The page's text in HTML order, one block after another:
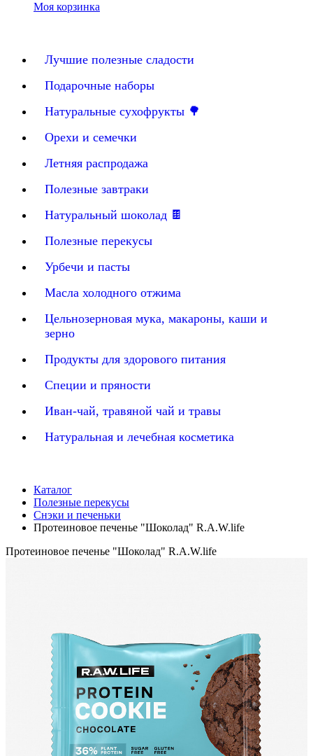
Моя корзинка
Лучшие полезные сладости
Подарочные наборы
Натуральные сухофрукты 🌳
Орехи и семечки
Летняя распродажа
Полезные завтраки
Натуральный шоколад 🍫
Полезные перекусы
Урбечи и пасты
Масла холодного отжима
Цельнозерновая мука, макароны, каши и
зерно
Продукты для здорового питания
Специи и пряности
Иван-чай, травяной чай и травы
Натуральная и лечебная косметика
Каталог
Полезные перекусы
Снэки и печеньки
Протеиновое печенье "Шоколад" R.A.W.life
Протеиновое печенье "Шоколад" R.A.W.life